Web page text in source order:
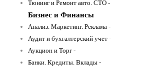
Тюнинг и Ремонт авто. СТО -
Бизнес и Финансы
Анализ. Маркетинг. Реклама -
Аудит и бухгалтерский учет -
Аукцион и Торг -
Банки. Кредиты. Вклады -